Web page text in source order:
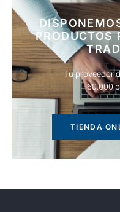
PRODUCTOS
Tu proveedor
60.000
TIENDA